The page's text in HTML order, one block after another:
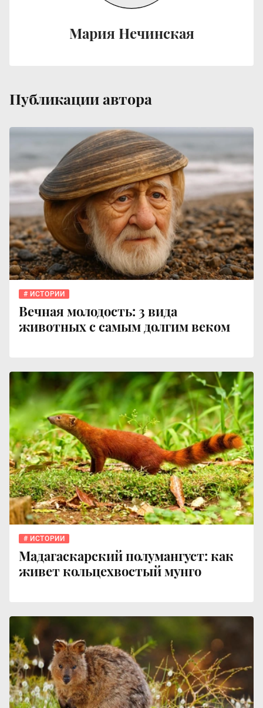
Мария Нечинская
Публикации автора
ИСТОРИИ
Вечная молодость: 3 вида
животных с самым долгим веком
ИСТОРИИ
Мадагаскарский полумангуст: как
живет кольцехвостый мунго